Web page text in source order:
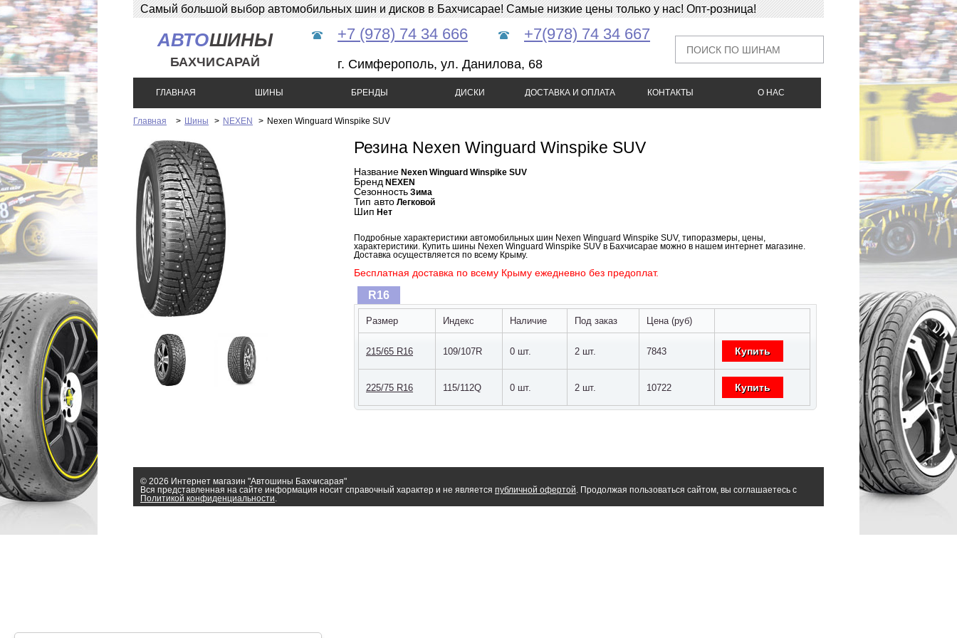
Самый большой выбор автомобильных шин и дисков в Бахчисарае! Самые низкие цены только у нас! Опт-розница!
АВТОШИНЫ
БАХЧИСАРАЙ
+7 (978) 74 34 666 +7(978) 74 34 667
г. Симферополь, ул. Данилова, 68
ГЛАВНАЯ ШИНЫ БРЕНДЫ ДИСКИ ДОСТАВКА И ОПЛАТА КОНТАКТЫ О НАС
Главная > Шины > NEXEN > Nexen Winguard Winspike SUV
Резина Nexen Winguard Winspike SUV
Название Nexen Winguard Winspike SUV
Бренд NEXEN
Сезонность Зима
Тип авто Легковой
Шип Нет
Подробные характеристики автомобильных шин Nexen Winguard Winspike SUV, типоразмеры, цены,
характеристики. Купить шины Nexen Winguard Winspike SUV в Бахчисарае можно в нашем интернет магазине.
Доставка осуществляется по всему Крыму.
Бесплатная доставка по всему Крыму ежедневно без предоплат.
R16
Размер Индекс Наличие Под заказ Цена (руб)
215/65 R16 109/107R 0 шт. 2 шт. 7843 Купить
225/75 R16 115/112Q 0 шт. 2 шт. 10722 Купить
© 2026 Интернет магазин "Автошины Бахчисарая"
Вся представленная на сайте информация носит справочный характер и не является публичной офертой. Продолжая пользоваться сайтом, вы соглашаетесь с
Политикой конфиденциальности.